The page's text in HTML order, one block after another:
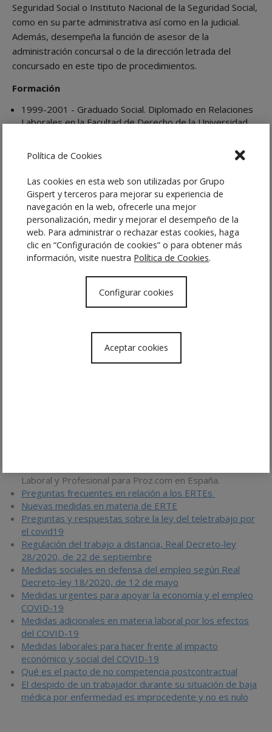
Seguridad Social o Instituto Nacional de la Seguridad Social,
como en su parte administrativa así como en la judicial.
Además, desempeña la función de asesor de la
administración concursal o de la dirección letrada del
concursado en este tipo de procedimientos.
Formación
1999-2001 - Graduado Social. Diplomado en Relaciones
Laborales en la Facultad de Derecho de la Universidad
2001-2002 - Postgrado gestión laboral y Seguridad
Relaciones Laborales Blanquerna (Universidad Ramon
Llull).
2005 - Técnico en Prevención de Riesgos Laborales.
2008-2015 - Licenciado en Derecho en la Universitat
Oberta de Catalunya (UOC).
Laboral y Profesional para Proz.com en España.
Preguntas frecuentes en relación a los ERTEs
Nuevas medidas en materia de ERTE
Preguntas y respuestas sobre la ley del teletrabajo por
el covid19
Regulación del trabajo a distancia, Real Decreto-ley
28/2020, de 22 de septiembre
Medidas sociales en defensa del empleo según Real
Decreto-ley 18/2020, de 12 de mayo
Medidas urgentes para apoyar la economía y el empleo
COVID-19
Medidas adicionales en materia laboral por los efectos
del COVID-19
Medidas laborales para hacer frente al impacto
económico y social del COVID-19
Qué es el pacto de no competencia postcontractual
El despido de un trabajador durante su situación de baja
médica por enfermedad es improcedente y no es nulo
Política de Cookies
Las cookies en esta web son utilizadas por Grupo
Gispert y terceros para mejorar su experiencia de
navegación en la web, ofrecerle una mejor
personalización, medir y mejorar el desempeño de la
web. Para administrar o rechazar estas cookies, haga
clic en “Configuración de cookies” o para obtener más
información, visite nuestra Política de Cookies.
Configurar cookies
Aceptar cookies